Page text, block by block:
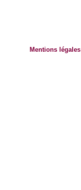
Mentions légales